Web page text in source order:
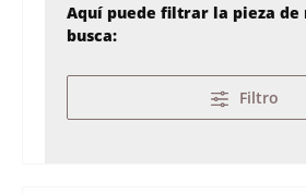
Aquí puede filtrar la pieza de
busca:
Filtro